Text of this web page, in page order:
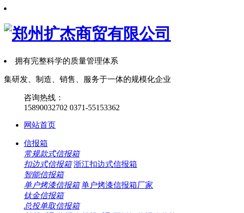
拥有完整科学的质量管理体系
集研发、制造、销售、服务于一体的规模化企业
咨询热线：
15890032702 0371-55153362
网站首页
信报箱
常规款式信报箱
扣边式信报箱 浙江扣边式信报箱
智能信报箱
单户烤漆信报箱 单户烤漆信报箱厂家
钛金信报箱
总投单取信报箱